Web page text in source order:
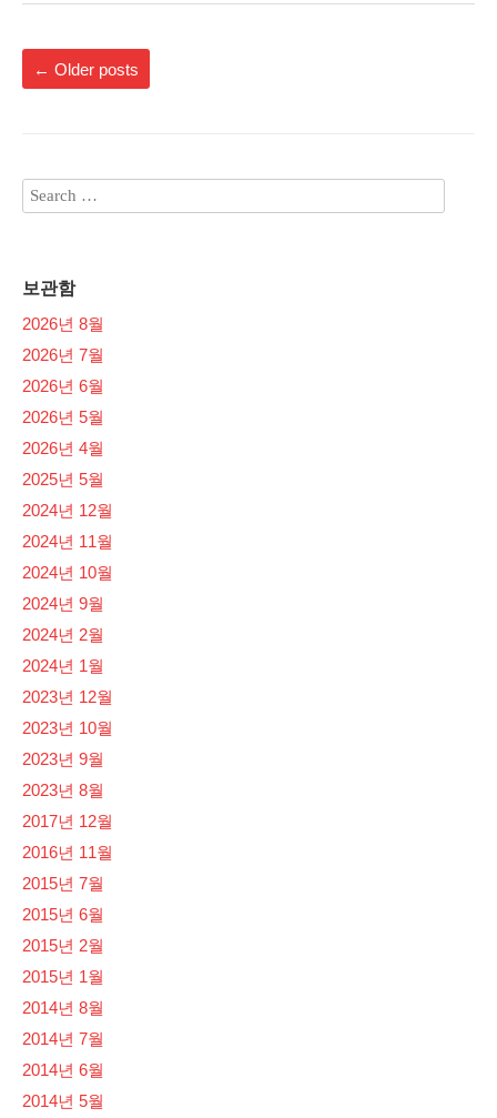
← Older posts
보관함
2026년 8월
2026년 7월
2026년 6월
2026년 5월
2026년 4월
2025년 5월
2024년 12월
2024년 11월
2024년 10월
2024년 9월
2024년 2월
2024년 1월
2023년 12월
2023년 10월
2023년 9월
2023년 8월
2017년 12월
2016년 11월
2015년 7월
2015년 6월
2015년 2월
2015년 1월
2014년 8월
2014년 7월
2014년 6월
2014년 5월